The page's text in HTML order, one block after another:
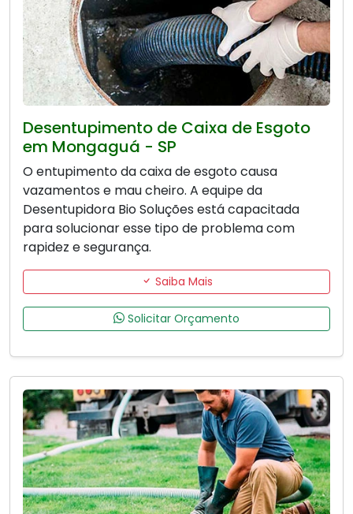
Desentupimento de Caixa de Esgoto
em Mongaguá - SP
O entupimento da caixa de esgoto causa
vazamentos e mau cheiro. A equipe da
Desentupidora Bio Soluções está capacitada
para solucionar esse tipo de problema com
rapidez e segurança.
Saiba Mais
Solicitar Orçamento